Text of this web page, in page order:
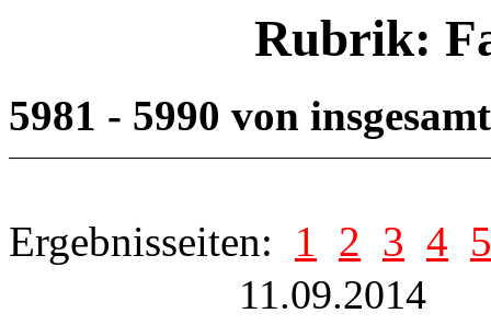
Rubrik:
5981 - 5990 von
Ergebnisseiten: 1 2 3 4 5
11.09.2014